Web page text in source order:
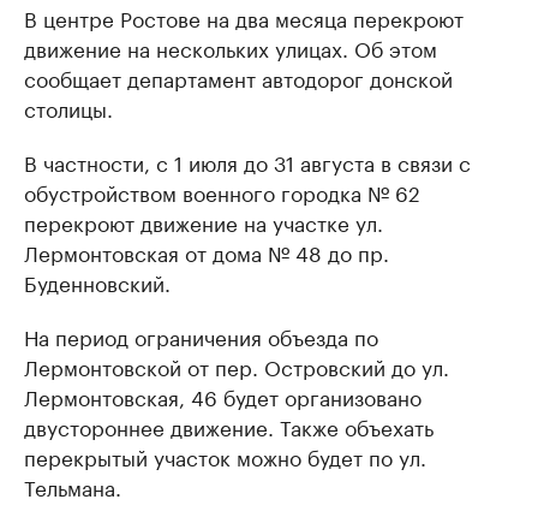
В центре Ростове на два месяца перекроют
движение на нескольких улицах. Об этом
сообщает департамент автодорог донской
столицы.
В частности, с 1 июля до 31 августа в связи с
обустройством военного городка № 62
перекроют движение на участке ул.
Лермонтовская от дома № 48 до пр.
Буденновский.
На период ограничения объезда по
Лермонтовской от пер. Островский до ул.
Лермонтовская, 46 будет организовано
двустороннее движение. Также объехать
перекрытый участок можно будет по ул.
Тельмана.